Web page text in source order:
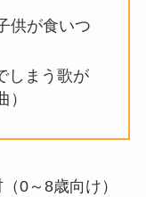
供が食いつ
しまう歌が
0～8歳向け）